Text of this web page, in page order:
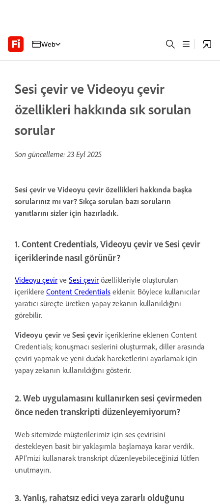
Web
Sesi çevir ve Videoyu çevir
özellikleri hakkında sık sorulan
sorular
Son güncelleme:23 Eyl 2025
Sesi çevir ve Videoyu çevir özellikleri hakkında başka
sorularınız mı var? Sıkça sorulan bazı soruların
yanıtlarını sizler için hazırladık.
1. Content Credentials, Videoyu çevir ve Sesi çevir
içeriklerinde nasıl görünür?
Videoyu çevir ve Sesi çevir özellikleriyle oluşturulan
içeriklere Content Credentials eklenir. Böylece kullanıcılar
yaratıcı süreçte üretken yapay zekanın kullanıldığını
görebilir.
Videoyu çevir ve Sesi çevir içeriklerine eklenen Content
Credentials; konuşmacı seslerini oluşturmak, diller arasında
çeviri yapmak ve yeni dudak hareketlerini ayarlamak için
yapay zekanın kullanıldığını gösterir.
2. Web uygulamasını kullanırken sesi çevirmeden
önce neden transkripti düzenleyemiyorum?
Web sitemizde müşterilerimiz için ses çevirisini
destekleyen basit bir yaklaşımla başlamaya karar verdik.
API'mizi kullanarak transkript düzenleyebileceğinizi lütfen
unutmayın.
3. Yanlış, rahatsız edici veya zararlı olduğunu